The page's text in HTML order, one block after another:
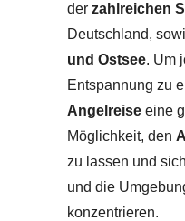
der zahlreichen
Deutschland,
und Ostsee. Um
Entspannung zu
Angelreise eine
Möglichkeit, den
zu lassen und
und die
konzentrieren.